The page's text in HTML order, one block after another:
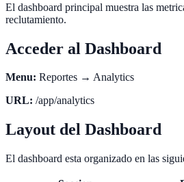
El dashboard principal muestra las
reclutamiento.
Acceder al Dashboard
Menu: Reportes → Analytics
URL: /app/analytics
Layout del Dashboard
El dashboard esta organizado en las